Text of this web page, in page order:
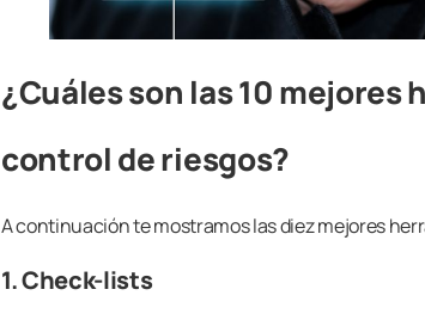
¿Cuáles son las 10 mejores
control de riesgos?
A continuación te mostramos las diez mejores
1. Check-lists